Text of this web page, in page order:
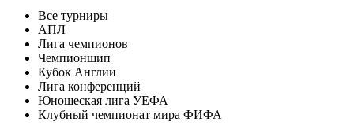
Все турниры
АПЛ
Лига чемпионов
Чемпионшип
Кубок Англии
Лига конференций
Юношеская лига УЕФА
Клубный чемпионат мира ФИФА